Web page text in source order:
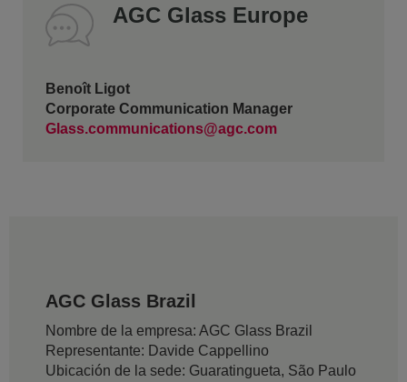
AGC Glass Europe
Benoît Ligot
Corporate Communication Manager
Glass.communications@agc.com
AGC Glass Brazil
Nombre de la empresa: AGC Glass Brazil
Representante: Davide Cappellino
Ubicación de la sede: Guaratingueta, São Paulo